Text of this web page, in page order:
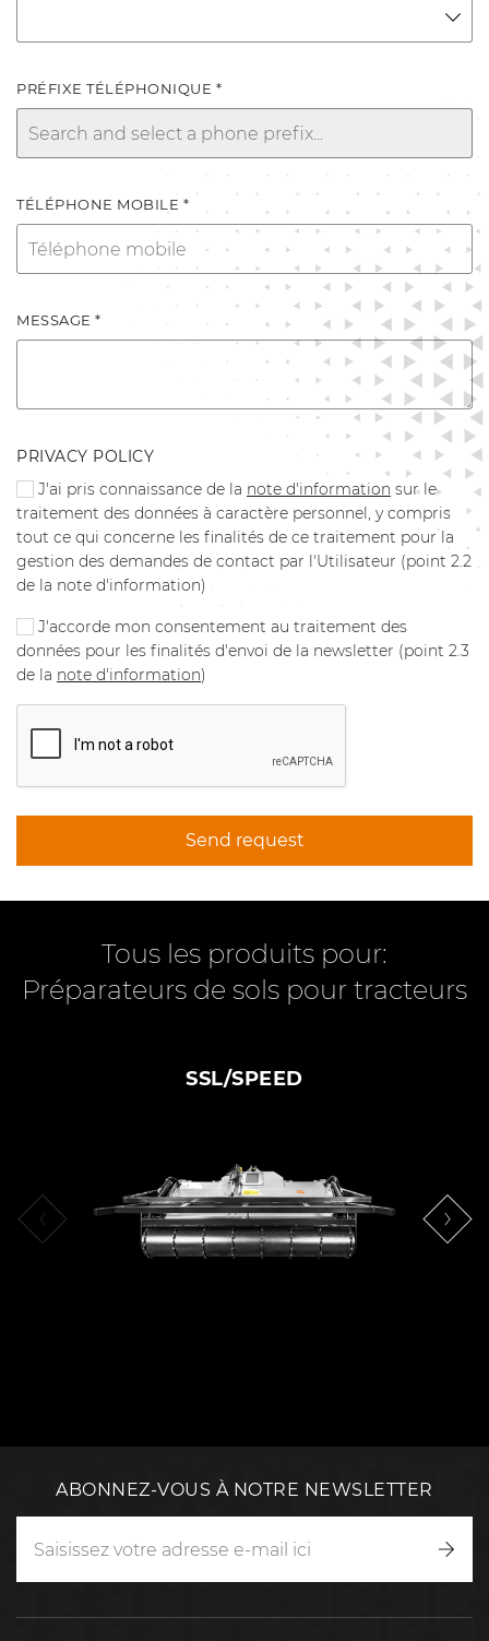
PRÉFIXE TÉLÉPHONIQUE *
TÉLÉPHONE MOBILE *
MESSAGE *
PRIVACY POLICY
J'ai pris connaissance de la note d'information sur le
traitement des données à caractère personnel, y compris
tout ce qui concerne les finalités de ce traitement pour la
gestion des demandes de contact par l'Utilisateur (point 2.2
de la note d'information)
J'accorde mon consentement au traitement des
données pour les finalités d'envoi de la newsletter (point 2.3
de la note d'information)
Send request
Tous les produits pour:
Préparateurs de sols pour tracteurs
SSL/SPEED
ABONNEZ-VOUS À NOTRE NEWSLETTER